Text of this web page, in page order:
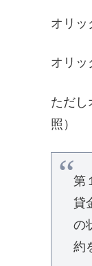
オリッ
オリッ
ただし
照）
第
貸
の
約